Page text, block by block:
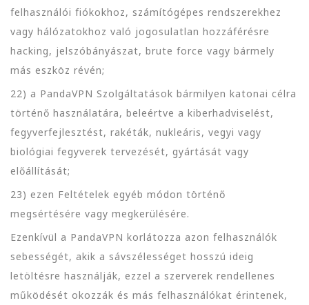
felhasználói fiókokhoz, számítógépes rendszerekhez
vagy hálózatokhoz való jogosulatlan hozzáférésre
hacking, jelszóbányászat, brute force vagy bármely
más eszköz révén;
22) a PandaVPN Szolgáltatások bármilyen katonai célra
történő használatára, beleértve a kiberhadviselést,
fegyverfejlesztést, rakéták, nukleáris, vegyi vagy
biológiai fegyverek tervezését, gyártását vagy
előállítását;
23) ezen Feltételek egyéb módon történő
megsértésére vagy megkerülésére.
Ezenkívül a PandaVPN korlátozza azon felhasználók
sebességét, akik a sávszélességet hosszú ideig
letöltésre használják, ezzel a szerverek rendellenes
működését okozzák és más felhasználókat érintenek,